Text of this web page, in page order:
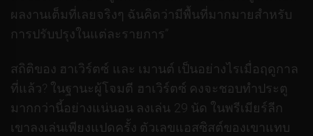
ผลงานเต็มที่เลยจริงๆ ฉันคิดว่ามีพื้นที่มากมายสำหรับ
การปรับปรุงในแต่ละรายการ”
สถิติของ ฮาเวิร์ตซ์ และ เมานต์ เป็นอย่างไรเมื่อฤดูกาล
ที่แล้ว? ในฐานะผู้โจมตี ฮาเวิร์ตซ์ คงจะชอบทำประตู
มากกว่านี้อย่างแน่นอน ลงเล่น 29 นัด ในพรีเมียร์ลีก
เขาลงเล่นเพียงแปดครั้ง ตัวเลขแอสซิสต์ของเขาแทบ